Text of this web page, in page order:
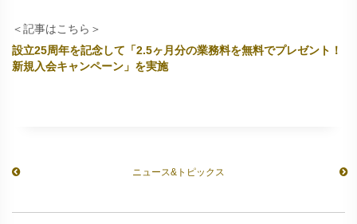
＜記事はこちら＞
設立25周年を記念して「2.5ヶ月分の業務料を無料でプレゼント！
新規入会キャンペーン」を実施
ニュース&トピックス